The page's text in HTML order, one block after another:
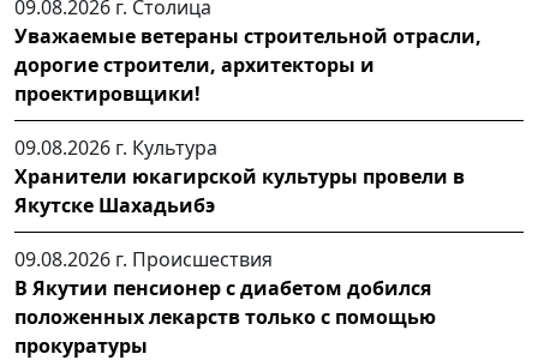
09.08.2026 г. Столица
Уважаемые ветераны строительной отрасли,
дорогие строители, архитекторы и
проектировщики!
09.08.2026 г. Культура
Хранители юкагирской культуры провели в
Якутске Шахадьибэ
09.08.2026 г. Происшествия
В Якутии пенсионер с диабетом добился
положенных лекарств только с помощью
прокуратуры